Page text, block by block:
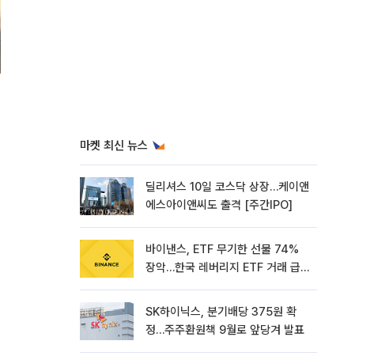
마켓 최신 뉴스
딜리셔스 10일 코스닥 상장…케이앤
에스아이앤씨도 출격 [주간IPO]
바이낸스, ETF 무기한 선물 74%
장악…한국 레버리지 ETF 거래 급
SK하이닉스, 분기배당 375원 확
정…주주환원책 9월로 앞당겨 발표